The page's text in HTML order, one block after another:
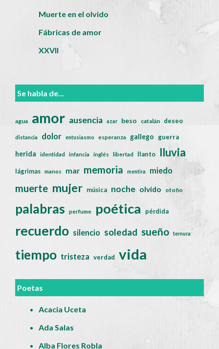
Muerte en el olvido
Fábricas de amor
XXVII
Se habla de...
agua amor ausencia azar beso catalán deseo
distancia dolor entusiasmo esperanza gallego guerra
herida identidad infancia inglés libertad llanto lluvia
lágrimas manos mar memoria mentira miedo
muerte mujer música noche olvido otoño
palabras perfume poética pérdida
recuerdo silencio soledad sueño ternura
tiempo tristeza verdad vida
Poetas
Acacia Uceta
Ada Salas
Alba Flores Robla